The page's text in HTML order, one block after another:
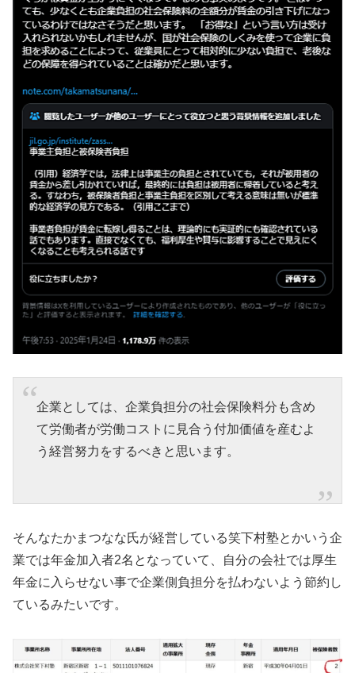
企業としては、企業負担分の社会保険料分も含め
て労働者が労働コストに見合う付加価値を産むよ
う経営努力をするべきと思います。
そんなたかまつなな氏が経営している笑下村塾とかいう企
業では年金加入者2名となっていて、自分の会社では厚生
年金に入らせない事で企業側負担分を払わないよう節約し
ているみたいです。